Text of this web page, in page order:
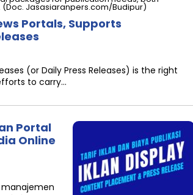
Portals, Supports
(or Daily Press Releases) is the right
to carry…
Portal
Online
manajemen